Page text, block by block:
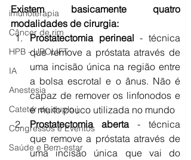
imunoterapia
Câncer de rim
HPB - UROLIFT
IA
Anestesia
Cateter de duplo j
Congressos e Eventos
Saúde e Bem-estar
Existem basicamente quatro
modalidades de cirurgia:
Prostatectomia perineal - técnica
que remove a próstata através de
uma incisão única na região entre
a bolsa escrotal e o ânus. Não é
capaz de remover os linfonodos e
é muito pouco utilizada no mundo
Prostatectomia aberta - técnica
que remove a próstata através de
uma incisão única que vai do